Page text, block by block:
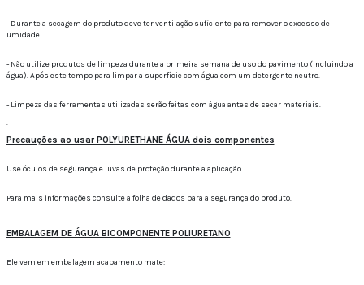
- Durante a secagem do produto deve ter ventilação suficiente para remover o excesso de
umidade.
- Não utilize produtos de limpeza durante a primeira semana de uso do pavimento (incluindo a
água). Após este tempo para limpar a superfície com água com um detergente neutro.
- Limpeza das ferramentas utilizadas serão feitas com água antes de secar materiais.
.
Precauções ao usar POLYURETHANE ÁGUA dois componentes
Use óculos de segurança e luvas de proteção durante a aplicação.
Para mais informações consulte a folha de dados para a segurança do produto.
.
EMBALAGEM DE ÁGUA BICOMPONENTE POLIURETANO
Ele vem em embalagem acabamento mate: